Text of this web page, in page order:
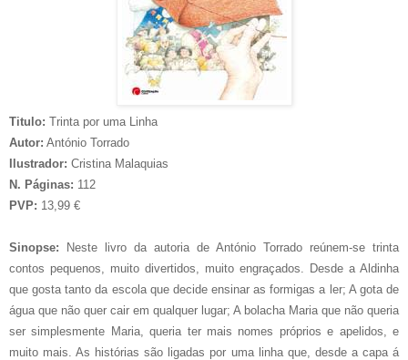
Titulo: Trinta por uma Linha
Autor: António Torrado
Ilustrador: Cristina Malaquias
N. Páginas: 112
PVP: 13,99 €
Sinopse: Neste livro da autoria de António Torrado reúnem-se trinta
contos pequenos, muito divertidos, muito engraçados. Desde a Aldinha
que gosta tanto da escola que decide ensinar as formigas a ler; A gota de
água que não quer cair em qualquer lugar; A bolacha Maria que não queria
ser simplesmente Maria, queria ter mais nomes próprios e apelidos, e
muito mais. As histórias são ligadas por uma linha que, desde a capa á